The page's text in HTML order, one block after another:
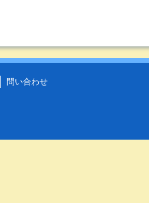
問い合わせ